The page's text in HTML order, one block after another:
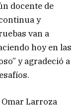
docente de
y
van a
hoy en las
y agradeció a
Larroza